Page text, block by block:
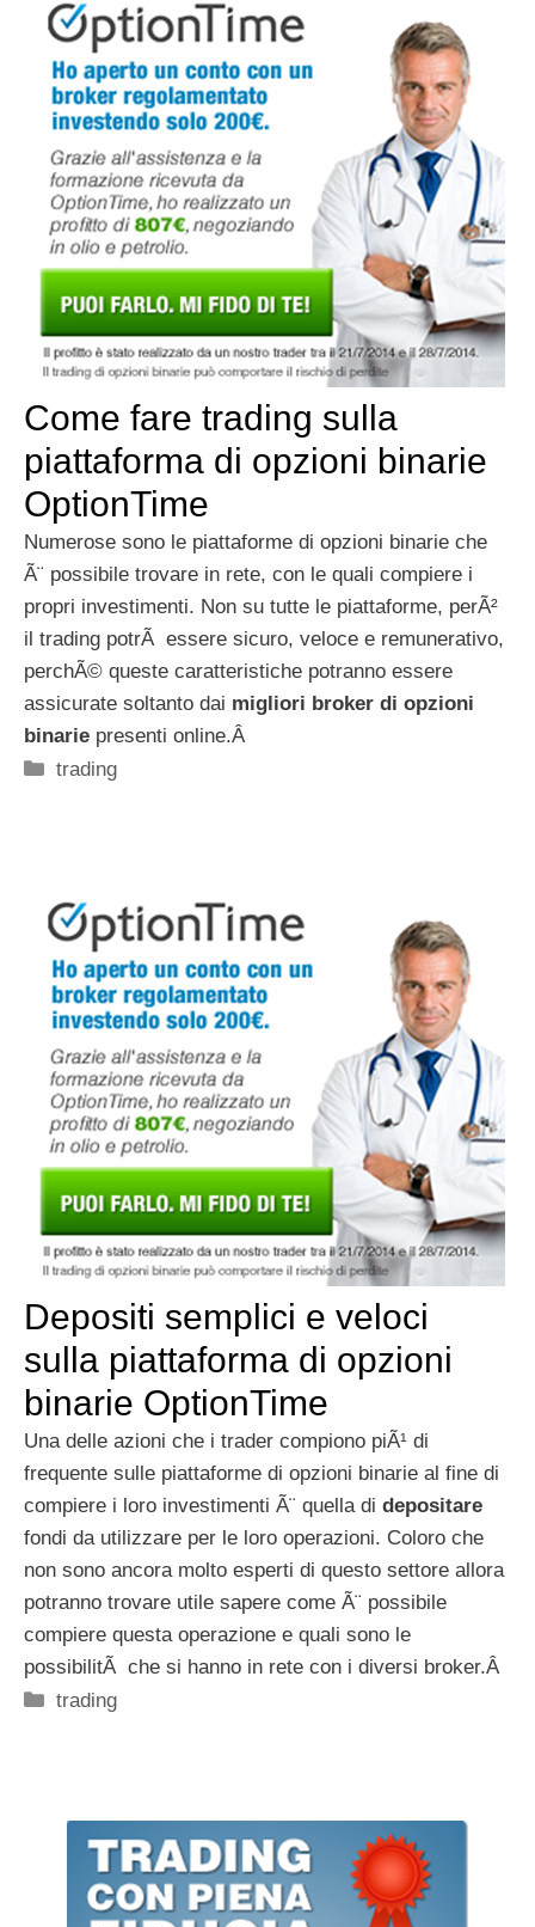
Come fare trading sulla
piattaforma di opzioni binarie
OptionTime
Numerose sono le piattaforme di opzioni binarie che
Ã¨ possibile trovare in rete, con le quali compiere i
propri investimenti. Non su tutte le piattaforme, perÃ²
il trading potrÃ essere sicuro, veloce e remunerativo,
perchÃ© queste caratteristiche potranno essere
assicurate soltanto dai migliori broker di opzioni
binarie presenti online.Â
Categorie
trading
Depositi semplici e veloci
sulla piattaforma di opzioni
binarie OptionTime
Una delle azioni che i trader compiono piÃ¹ di
frequente sulle piattaforme di opzioni binarie al fine di
compiere i loro investimenti Ã¨ quella di depositare
fondi da utilizzare per le loro operazioni. Coloro che
non sono ancora molto esperti di questo settore allora
potranno trovare utile sapere come Ã¨ possibile
compiere questa operazione e quali sono le
possibilitÃ che si hanno in rete con i diversi broker.Â
Categorie
trading